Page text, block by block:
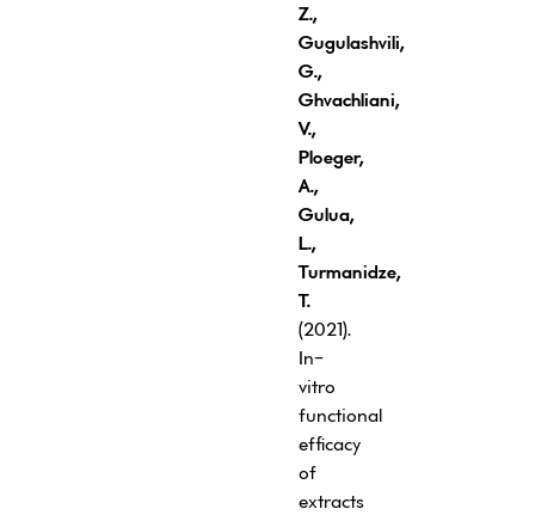
Z.,
Gugulashvili,
G.,
Ghvachliani,
V.,
Ploeger,
A.,
Gulua,
L.,
Turmanidze,
T.
(2021).
In-
vitro
functional
efficacy
of
extracts